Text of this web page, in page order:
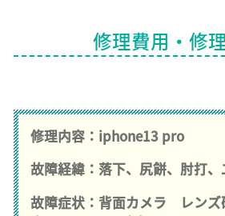
修理費用・修
修理内容：iphone13 pro
故障経緯：落下、尻餅、肘打、
故障症状：背面カメラ レン